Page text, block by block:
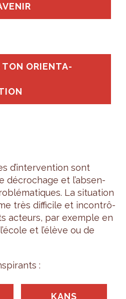
TON ORIEN­TA­
d’in­ter­ven­tion sont
décro­chage et l’ab­sen­
La situa­tion
très dif­fi­cile et incon­trô­
acteurs, par exemple en
et l’élève ou de
:
KANS